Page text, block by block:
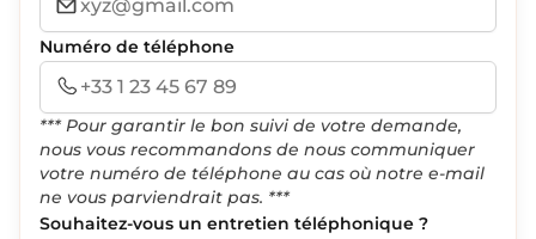
Numéro de téléphone
*** Pour garantir le bon suivi de votre demande,
nous vous recommandons de nous communiquer
votre numéro de téléphone au cas où notre e-mail
ne vous parviendrait pas. ***
Souhaitez-vous un entretien téléphonique ?